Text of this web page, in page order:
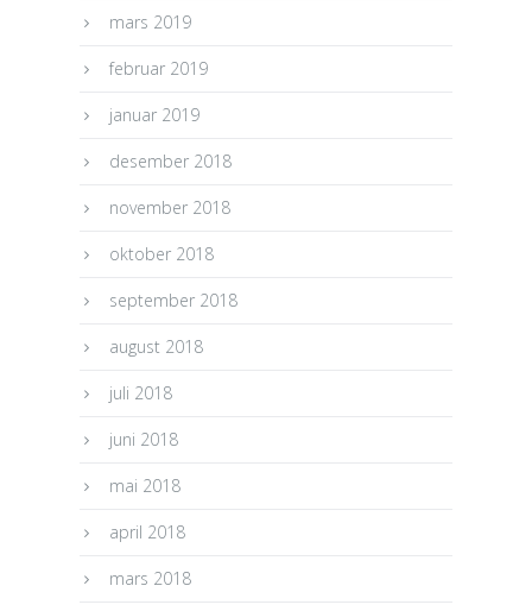
mars 2019
februar 2019
januar 2019
desember 2018
november 2018
oktober 2018
september 2018
august 2018
juli 2018
juni 2018
mai 2018
april 2018
mars 2018